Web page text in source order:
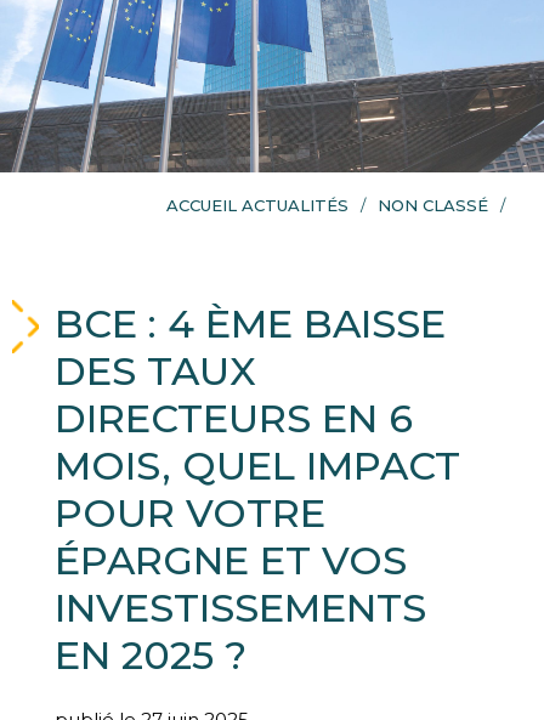
ACCUEIL ACTUALITÉS NON CLASSÉ
BCE : 4 ÈME BAISSE
DES TAUX
DIRECTEURS EN 6
MOIS, QUEL IMPACT
POUR VOTRE
ÉPARGNE ET VOS
INVESTISSEMENTS
EN 2025 ?